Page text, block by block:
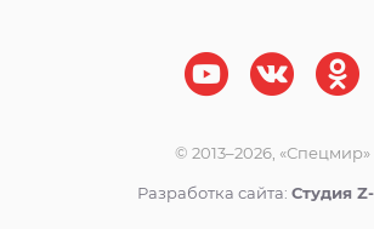
© 2013–2026, «Спецмир»
Разработка сайта: Студия